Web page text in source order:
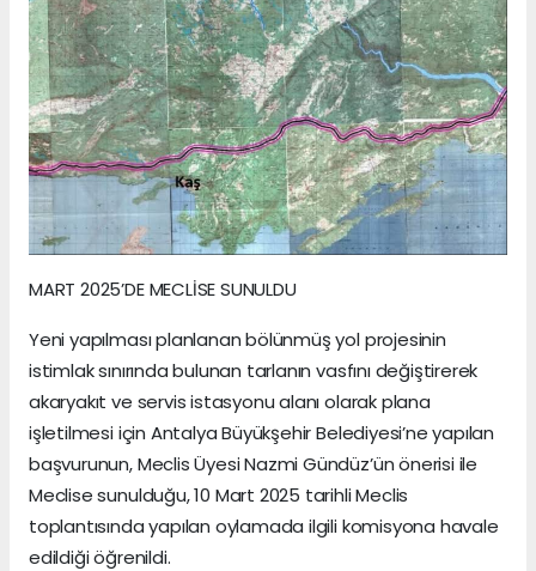
MART 2025’DE MECLİSE SUNULDU
Yeni yapılması planlanan bölünmüş yol projesinin
istimlak sınırında bulunan tarlanın vasfını değiştirerek
akaryakıt ve servis istasyonu alanı olarak plana
işletilmesi için Antalya Büyükşehir Belediyesi’ne yapılan
başvurunun, Meclis Üyesi Nazmi Gündüz’ün önerisi ile
Meclise sunulduğu, 10 Mart 2025 tarihli Meclis
toplantısında yapılan oylamada ilgili komisyona havale
edildiği öğrenildi.